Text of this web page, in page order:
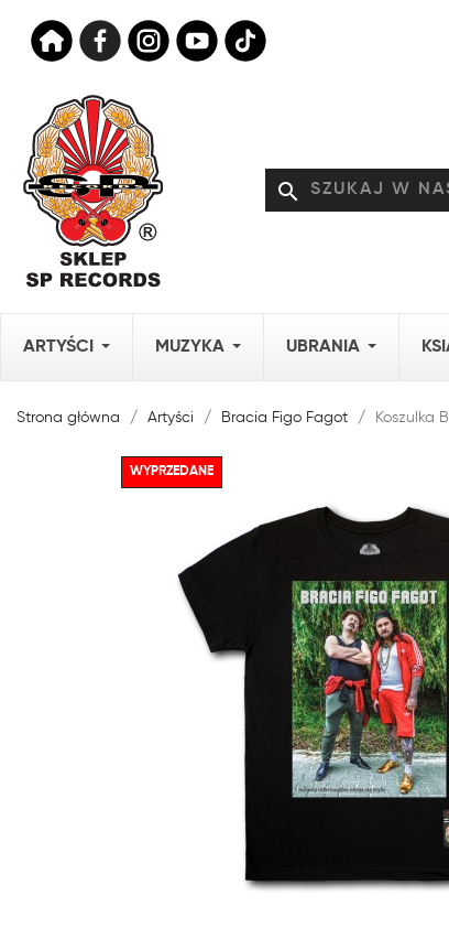
search
ARTYŚCI MUZYKA UBRANIA
Strona główna Artyści Bracia Figo Fagot Koszulka
WYPRZEDANE